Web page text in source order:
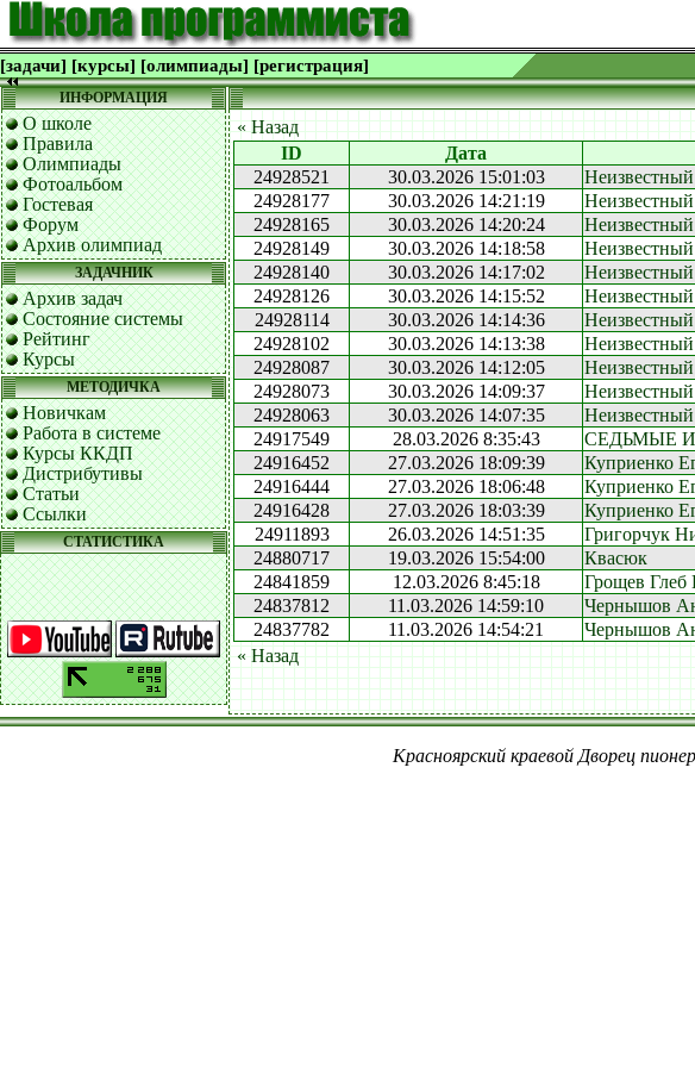
[задачи] [курсы] [олимпиады] [регистрация]
ИНФОРМАЦИЯ
О школе
Правила
Олимпиады
Фотоальбом
Гостевая
Форум
Архив олимпиад
ЗАДАЧНИК
Архив задач
Состояние системы
Рейтинг
Курсы
МЕТОДИЧКА
Новичкам
Работа в системе
Курсы ККДП
Дистрибутивы
Статьи
Ссылки
СТАТИСТИКА
« Назад
ID
Дата
24928521
30.03.2026 15:01:03 Неизвестный
24928177
30.03.2026 14:21:19 Неизвестный
24928165
30.03.2026 14:20:24 Неизвестный
24928149
30.03.2026 14:18:58 Неизвестный
24928140
30.03.2026 14:17:02 Неизвестный
24928126
30.03.2026 14:15:52 Неизвестный
24928114
30.03.2026 14:14:36 Неизвестный
24928102
30.03.2026 14:13:38 Неизвестный
24928087
30.03.2026 14:12:05 Неизвестный
24928073
30.03.2026 14:09:37 Неизвестный
24928063
30.03.2026 14:07:35 Неизвестный
24917549
28.03.2026 8:35:43 СЕДЬМЫЕ
24916452
27.03.2026 18:09:39 Куприенко
24916444
27.03.2026 18:06:48 Куприенко
24916428
27.03.2026 18:03:39 Куприенко
24911893
26.03.2026 14:51:35 Григорчук
24880717
19.03.2026 15:54:00 Квасюк
24841859
12.03.2026 8:45:18 Грощев Глеб
24837812
11.03.2026 14:59:10 Чернышов
24837782
11.03.2026 14:54:21 Чернышов
« Назад
Красноярский краевой Дворец